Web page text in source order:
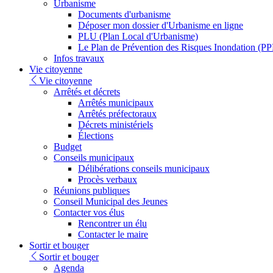
Urbanisme
Documents d'urbanisme
Déposer mon dossier d'Urbanisme en ligne
PLU (Plan Local d'Urbanisme)
Le Plan de Prévention des Risques Inondation
Infos travaux
Vie citoyenne
Vie citoyenne
Arrêtés et décrets
Arrêtés municipaux
Arrêtés préfectoraux
Décrets ministériels
Élections
Budget
Conseils municipaux
Délibérations conseils municipaux
Procès verbaux
Réunions publiques
Conseil Municipal des Jeunes
Contacter vos élus
Rencontrer un élu
Contacter le maire
Sortir et bouger
Sortir et bouger
Agenda